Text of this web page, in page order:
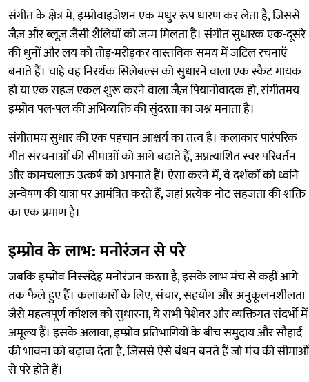
संगीत के क्षेत्र में, इम्प्रोवाइजेशन एक मधुर रूप धारण कर लेता है, जिससे
जैज़ और ब्लूज़ जैसी शैलियों को जन्म मिलता है। संगीत सुधारक एक-दूसरे
की धुनों और लय को तोड़-मरोड़कर वास्तविक समय में जटिल रचनाएँ
बनाते हैं। चाहे वह निरर्थक सिलेबल्स को सुधारने वाला एक स्कैट गायक
हो या एक सहज एकल शुरू करने वाला जैज़ पियानोवादक हो, संगीतमय
इम्प्रोव पल-पल की अभिव्यक्ति की सुंदरता का जश्न मनाता है।
संगीतमय सुधार की एक पहचान आश्चर्य का तत्व है। कलाकार पारंपरिक
गीत संरचनाओं की सीमाओं को आगे बढ़ाते हैं, अप्रत्याशित स्वर परिवर्तन
और कामचलाऊ उत्कर्ष को अपनाते हैं। ऐसा करने में, वे दर्शकों को ध्वनि
अन्वेषण की यात्रा पर आमंत्रित करते हैं, जहां प्रत्येक नोट सहजता की शक्ति
का एक प्रमाण है।
इम्प्रोव के लाभ: मनोरंजन से परे
जबकि इम्प्रोव निस्संदेह मनोरंजन करता है, इसके लाभ मंच से कहीं आगे
तक फैले हुए हैं। कलाकारों के लिए, संचार, सहयोग और अनुकूलनशीलता
जैसे महत्वपूर्ण कौशल को सुधारना, ये सभी पेशेवर और व्यक्तिगत संदर्भों में
अमूल्य हैं। इसके अलावा, इम्प्रोव प्रतिभागियों के बीच समुदाय और सौहार्द
की भावना को बढ़ावा देता है, जिससे ऐसे बंधन बनते हैं जो मंच की सीमाओं
से परे होते हैं।